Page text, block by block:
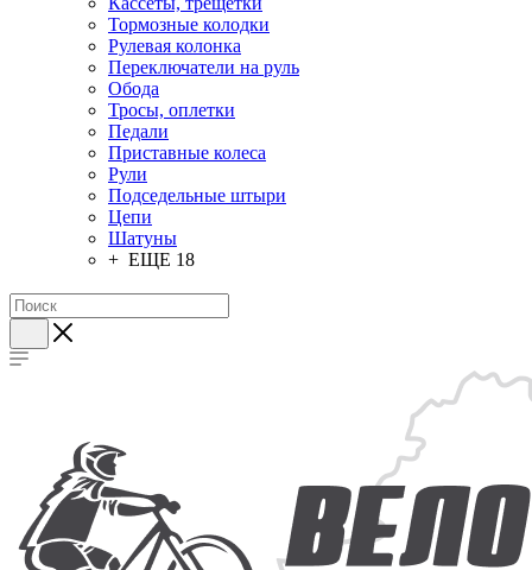
Тормозные колодки
Рулевая колонка
Переключатели на руль
Обода
Тросы, оплетки
Педали
Приставные колеса
Рули
Подседельные штыри
Цепи
Шатуны
+ ЕЩЕ 18